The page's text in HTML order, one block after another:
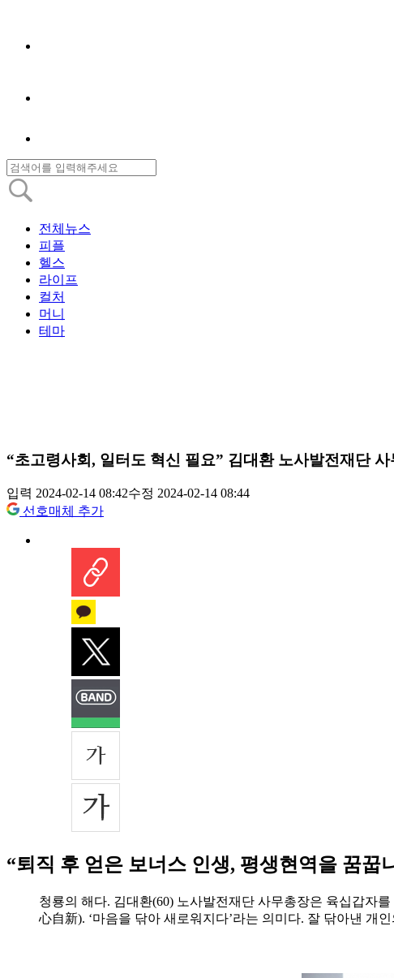
전체뉴스
피플
헬스
라이프
컬처
머니
테마
“초고령사회, 일터도 혁신 필요” 김대환 노사발전재단
입력 2024-02-14 08:42수정 2024-02-14 08:44
선호매체 추가
“퇴직 후 얻은 보너스 인생, 평생현역을 꿈꿉
청룡의 해다. 김대환(60) 노사발전재단 사무총장은 육십갑자
心自新). ‘마음을 닦아 새로워지다’라는 의미다. 잘 닦아낸 개